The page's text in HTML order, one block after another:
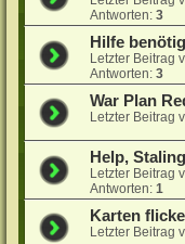
Antworten:3
Hilfe
Letzter Beitrag
Antworten:3
War Plan
Letzter Beitrag
Help,
Letzter Beitrag
Antworten:1
Karten
Letzter Beitrag